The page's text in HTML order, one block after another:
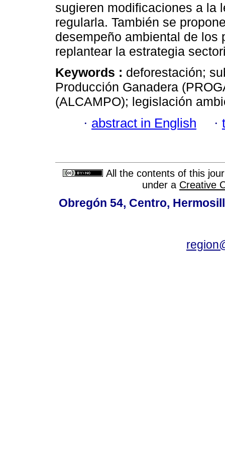
sugieren modificaciones a la
regularla. También se
desempeño ambiental de los
replantear la estrategia
Keywords : deforestación;
Producción Ganadera
(ALCAMPO); legislación
· abstract in English ·
All the contents of this
under a Creative
Obregón 54, Centro,